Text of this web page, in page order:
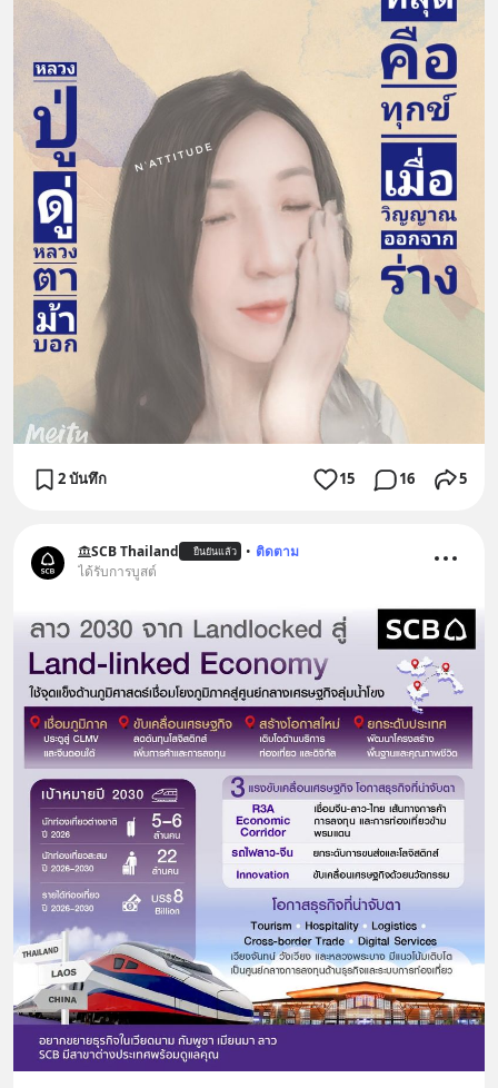
2 บันทึก 15 16 5
SCB Thailand ยืนยันแล้ว • ติดตาม
ได้รับการบูสต์